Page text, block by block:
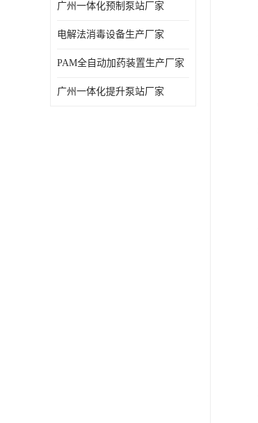
广州一体化预制泵站厂家
电解法消毒设备生产厂家
PAM全自动加药装置生产厂家
广州一体化提升泵站厂家